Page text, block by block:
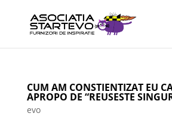
CUM AM CONSTIENTIZAT EU
APROPO DE “REUSESTE
evo